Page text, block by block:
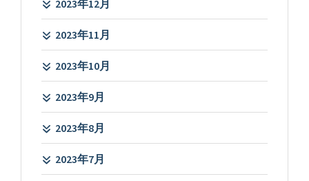
2023年12月
2023年11月
2023年10月
2023年9月
2023年8月
2023年7月